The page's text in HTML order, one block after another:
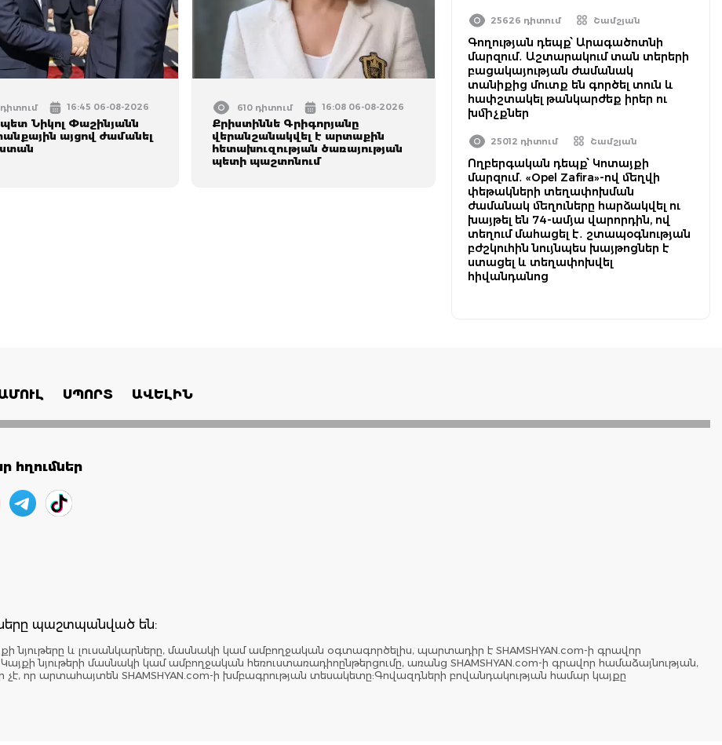
դիտում 16:45 06-08-2026
Նիկոլ Փաշինյանն
այցով ժամանել
610 դիտում 16:08 06-08-2026
Քրիստիննե Գրիգորյանը
վերանշանակվել է արտաքին
հետախուզության ծառայության
պետի պաշտոնում
25626 դիտում Շամշյան
Գողության դեպք՝ Արագածոտնի
մարզում․ Աշտարակում տան տերերի
բացակայության ժամանակ
տանիքից մուտք են գործել տուն և
հափշտակել թանկարժեք իրեր ու
խմիչքներ
25012 դիտում Շամշյան
Ողբերգական դեպք՝ Կոտայքի
մարզում․ «Opel Zafira»-ով մեղվի
փեթակների տեղափոխման
ժամանակ մեղուները հարձակվել ու
խայթել են 74-ամյա վարորդին, ով
տեղում մահացել է․ շտապօգնության
բժշկուհին նույնպես խայթոցներ է
ստացել և տեղափոխվել
հիվանդանոց
ՍՊՈՐՏ ԱՎԵԼԻՆ
հղումներ
պաշտպանված են:
նյութերը և լուսանկարները, մասնակի կամ ամբողջական օգտագործելիս, պարտադիր է SHAMSHYAN.com-ի գրավոր
Կայքի նյութերի մասնակի կամ ամբողջական հեռուստառադիոընթերցումը, առանց SHAMSHYAN.com-ի գրավոր համաձայնության,
որ արտահայտեն SHAMSHYAN.com-ի խմբագրության տեսակետը:Գովազդների բովանդակության համար կայքը